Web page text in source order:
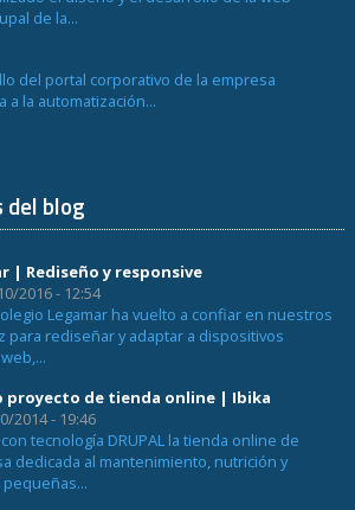
de la...
del portal corporativo de la empresa
a la automatización...
blog
| Rediseño y responsive
2016 - 12:54
Legamar ha vuelto a confiar en nuestros
para rediseñar y adaptar a dispositivos
proyecto de tienda online | Ibika
2014 - 19:46
tecnología DRUPAL la tienda online de
dedicada al mantenimiento, nutrición y